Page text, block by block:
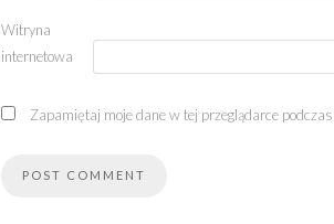
Witryna
internetowa
Zapamiętaj moje dane w tej przeglądarce